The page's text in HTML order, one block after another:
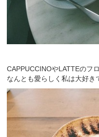
CAPPUCCINOやLATTEのフ
なんとも愛らしく私は大好き